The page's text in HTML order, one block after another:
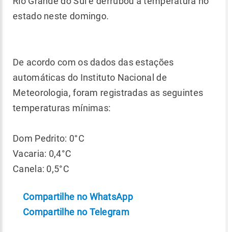
estado neste domingo.
De acordo com os dados das estações
automáticas do Instituto Nacional de
Meteorologia, foram registradas as seguintes
temperaturas mínimas:
Dom Pedrito: 0°C
Vacaria: 0,4°C
Canela: 0,5°C
Compartilhe no WhatsApp
Compartilhe no Telegram